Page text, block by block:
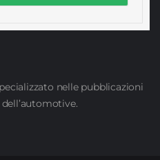
nelle pubblicazioni